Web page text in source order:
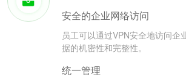
安全的企业网络访问
员工可以通过VPN安全地访问企
据的机密性和完整性。
统一管理